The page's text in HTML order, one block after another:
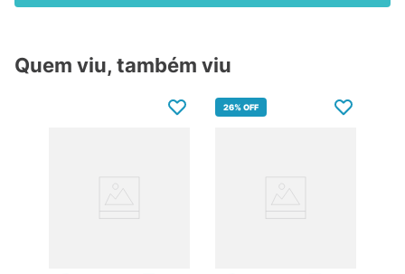
Quem viu, também viu
26%OFF